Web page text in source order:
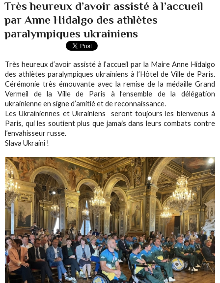
Très heureux d’avoir assisté à l’accueil
par Anne Hidalgo des athlètes
paralympiques ukrainiens
Très heureux d’avoir assisté à l’accueil par la Maire Anne Hidalgo
des athlètes paralympiques ukrainiens à l’Hôtel de Ville de Paris.
Cérémonie très émouvante avec la remise de la médaille Grand
Vermeil de la Ville de Paris à l’ensemble de la délégation
ukrainienne en signe d’amitié et de reconnaissance.
Les Ukrainiennes et Ukrainiens seront toujours les bienvenus à
Paris, qui les soutient plus que jamais dans leurs combats contre
l’envahisseur russe.
Slava Ukraini !